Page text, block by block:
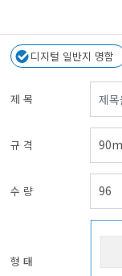
디지털 일반지 명함
제 목
규 격
수 량
형 태